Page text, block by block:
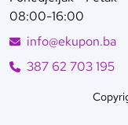
08:00-16:00
info@ekupon.ba
387 62 703 195